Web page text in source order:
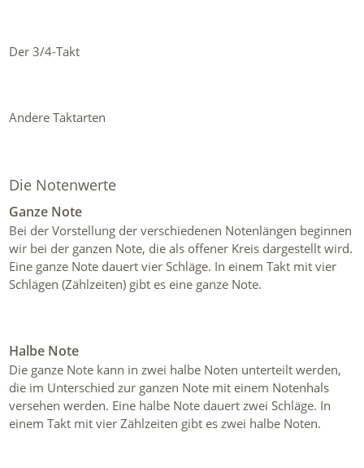
Der 3/4-Takt
Andere Taktarten
Die Notenwerte
Ganze Note
Bei der Vorstellung der verschiedenen Notenlängen beginnen
wir bei der ganzen Note, die als offener Kreis dargestellt wird.
Eine ganze Note dauert vier Schläge. In einem Takt mit vier
Schlägen (Zählzeiten) gibt es eine ganze Note.
Halbe Note
Die ganze Note kann in zwei halbe Noten unterteilt werden,
die im Unterschied zur ganzen Note mit einem Notenhals
versehen werden. Eine halbe Note dauert zwei Schläge. In
einem Takt mit vier Zählzeiten gibt es zwei halbe Noten.